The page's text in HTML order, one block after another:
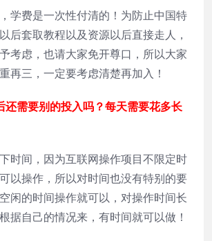
学费是一次性付清的！为防止中国特
后套取教程以及资源以后直接走人，
考虑，也请大家免开尊口，所以大家
再三，一定要考虑清楚再加入！
还需要别的投入吗？每天需要花多长
时间，因为互联网操作项目不限定时
以操作，所以对时间也没有特别的要
闲的时间操作就可以，对操作时间长
据自己的情况来，有时间就可以做！